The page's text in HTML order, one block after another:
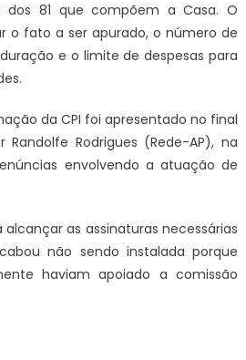
81 que compõem a Casa. O
o fato a ser apurado, o número de
e o limite de despesas para
da CPI foi apresentado no final
Rodrigues (Rede-AP), na
envolvendo a atuação de
as assinaturas necessárias
não sendo instalada porque
haviam apoiado a comissão